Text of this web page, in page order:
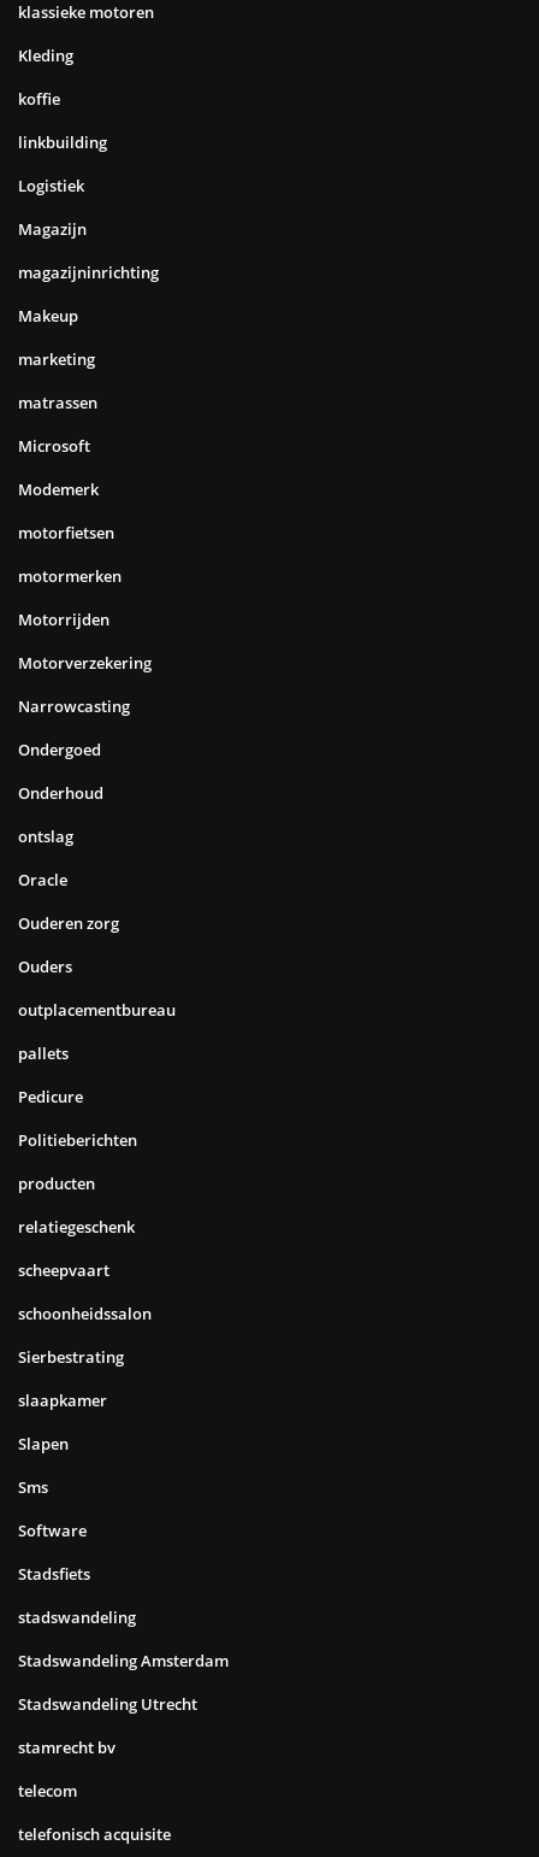
klassieke motoren
Kleding
koffie
linkbuilding
Logistiek
Magazijn
magazijninrichting
Makeup
marketing
matrassen
Microsoft
Modemerk
motorfietsen
motormerken
Motorrijden
Motorverzekering
Narrowcasting
Ondergoed
Onderhoud
ontslag
Oracle
Ouderen zorg
Ouders
outplacementbureau
pallets
Pedicure
Politieberichten
producten
relatiegeschenk
scheepvaart
schoonheidssalon
Sierbestrating
slaapkamer
Slapen
Sms
Software
Stadsfiets
stadswandeling
Stadswandeling Amsterdam
Stadswandeling Utrecht
stamrecht bv
telecom
telefonisch acquisite